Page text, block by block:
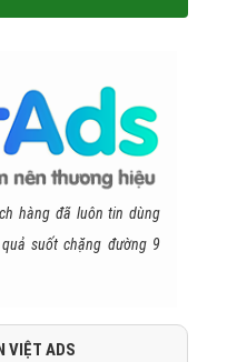
hàng đã luôn tin dùng
suốt chặng đường 9
VIỆT ADS